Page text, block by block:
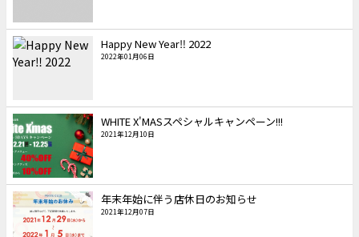
Happy New Year‼︎ 2022
2022年01月06日
WHITE X'MASスペシャルキャンペーン!!!
2021年12月10日
年末年始に伴う店休日のお知らせ
2021年12月07日